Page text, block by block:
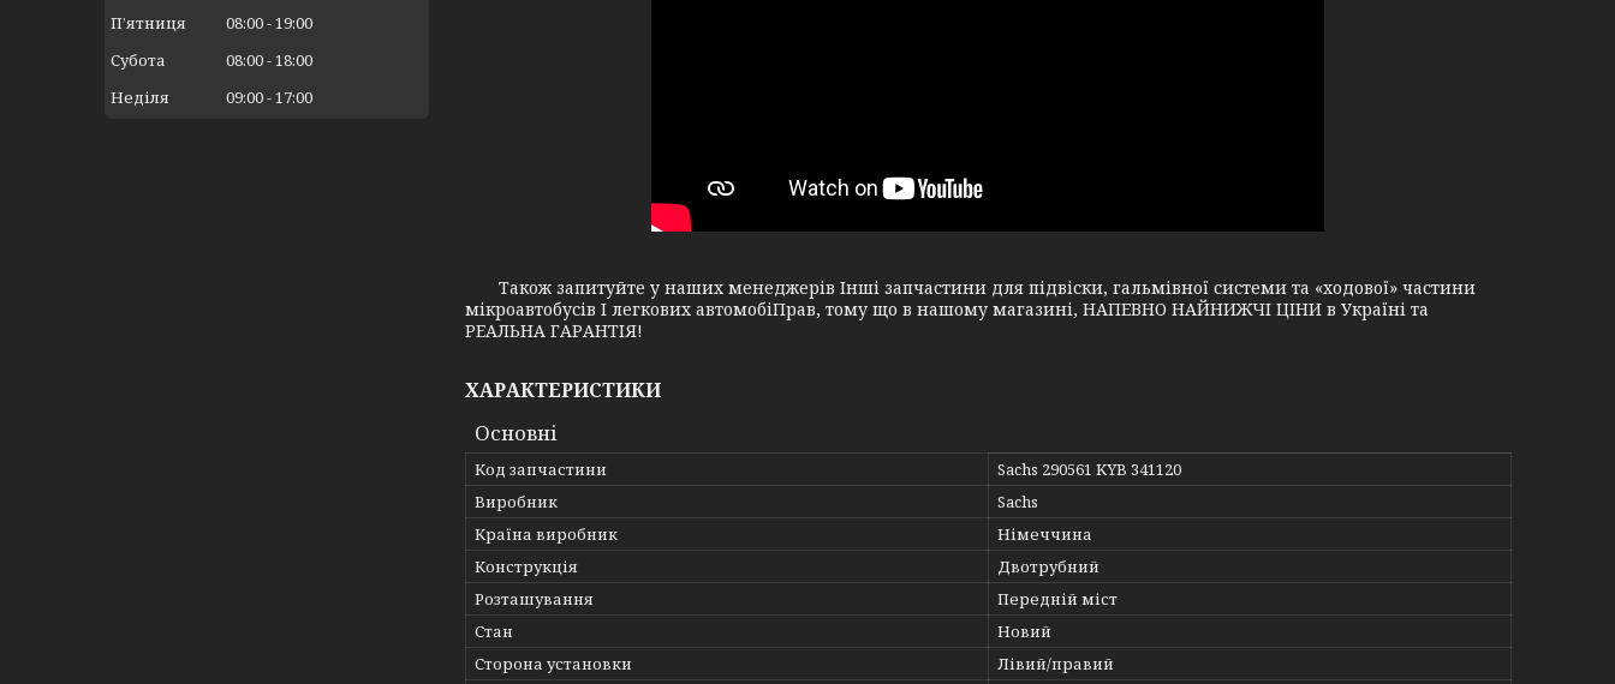
Також запитуйте у наших менеджерів Інші запчастини для підвіски, гальмівної системи та «ходової» частини
мікроавтобусів І легкових автомобіПрав, тому що в нашому магазині, НАПЕВНО НАЙНИЖЧІ ЦІНИ в Україні та
РЕАЛЬНА ГАРАНТІЯ!
ХАРАКТЕРИСТИКИ
Основні
Код запчастини
Sachs 290561 KYB 341120
Виробник
Sachs
Країна виробник
Німеччина
Конструкція
Двотрубний
Розташування
Передній міст
Стан
Новий
Сторона установки
Лівий/правий
Пʼятниця
08:00 19:00
Субота
08:00 18:00
Неділя
09:00 17:00